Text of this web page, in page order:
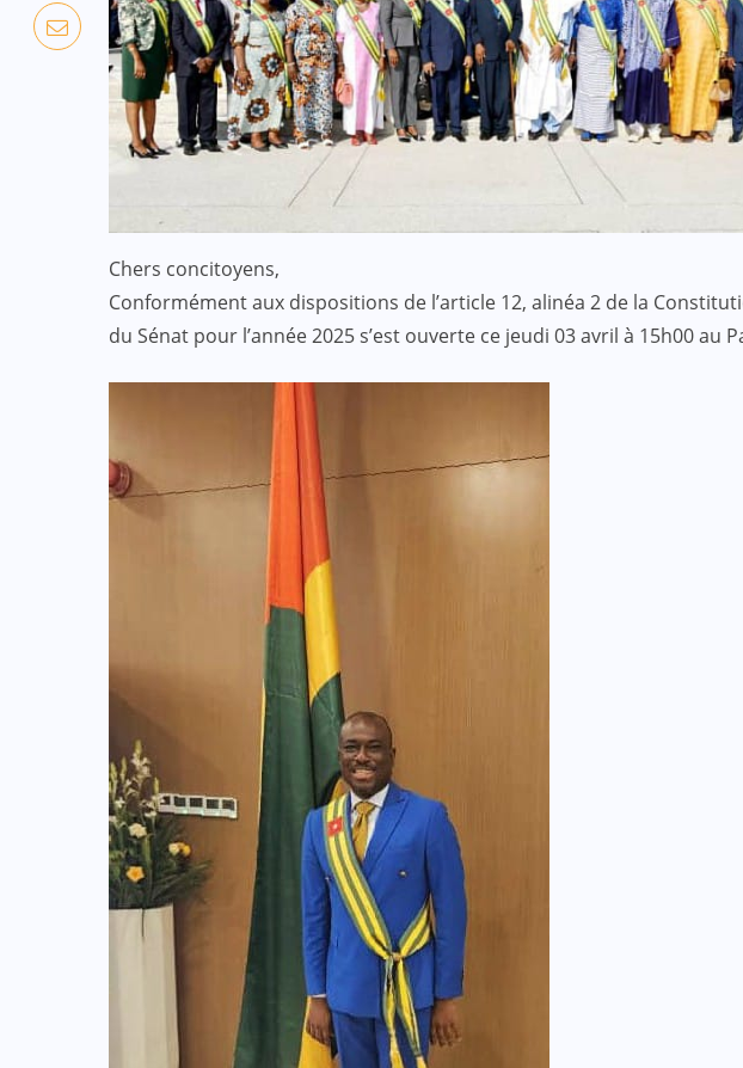
Chers concitoyens,
Conformément aux dispositions de l’article 12, alinéa 2 de la
du Sénat pour l’année 2025 s’est ouverte ce jeudi 03 avril à 15h00 au
CULTURE
ECO & FINANCE
“L’Afrique Couture” en ébullition :
l’Adjafi Fashion Day 2025
réinvente la mode avec panache et
patrimoine
SEP 09, 2025